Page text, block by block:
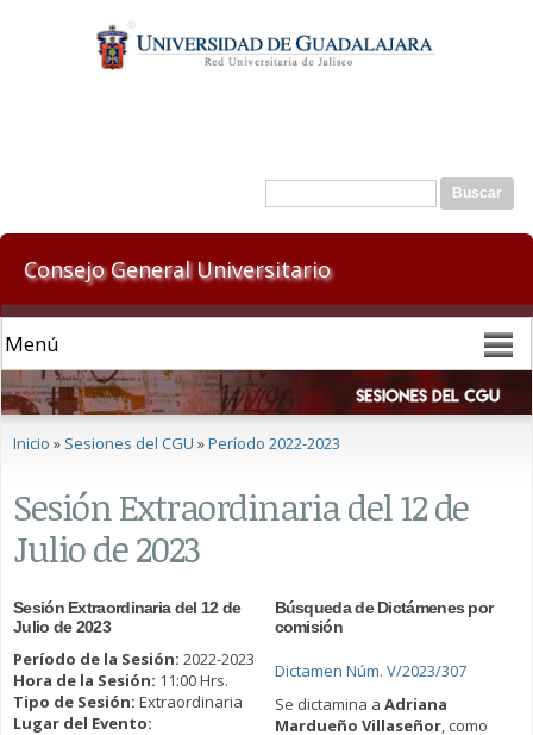
contenido
principal
Formulario de búsqueda
Buscar
Consejo General Universitario
Se encuentra usted aquí
Inicio » Sesiones del CGU »Período 2022-2023
Sesión Extraordinaria del 12 de
Julio de 2023
Sesión Extraordinaria del 12 de
Julio de 2023
Período de la Sesión: 2022-2023
Hora de la Sesión: 11:00 Hrs.
Tipo de Sesión: Extraordinaria
Lugar del Evento:
Búsqueda de Dictámenes por
comisión
Dictamen Núm. V/2023/307
Se dictamina a Adriana
Mardueño Villaseñor, como